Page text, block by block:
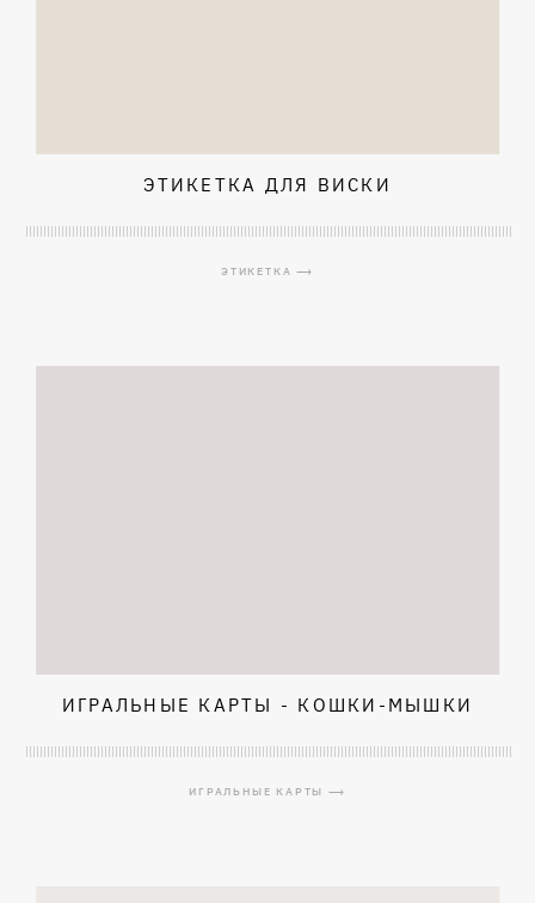
ЭТИКЕТКА ДЛЯ ВИСКИ
ЭТИКЕТКА ⟶
ИГРАЛЬНЫЕ КАРТЫ - КОШКИ-МЫШКИ
ИГРАЛЬНЫЕ КАРТЫ ⟶